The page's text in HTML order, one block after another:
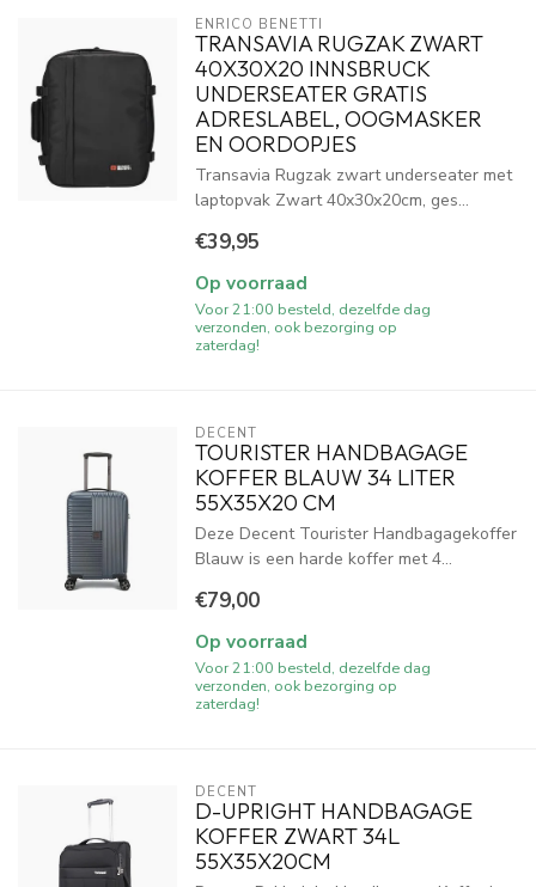
ENRICO BENETTI
TRANSAVIA RUGZAK ZWART
40X30X20 INNSBRUCK
UNDERSEATER GRATIS
ADRESLABEL, OOGMASKER
EN OORDOPJES
Transavia Rugzak zwart underseater met
laptopvak Zwart 40x30x20cm, ges...
€39,95
Op voorraad
Voor 21:00 besteld, dezelfde dag
verzonden, ook bezorging op
zaterdag!
DECENT
TOURISTER HANDBAGAGE
KOFFER BLAUW 34 LITER
55X35X20 CM
Deze Decent Tourister Handbagagekoffer
Blauw is een harde koffer met 4...
€79,00
Op voorraad
Voor 21:00 besteld, dezelfde dag
verzonden, ook bezorging op
zaterdag!
DECENT
D-UPRIGHT HANDBAGAGE
KOFFER ZWART 34L
55X35X20CM